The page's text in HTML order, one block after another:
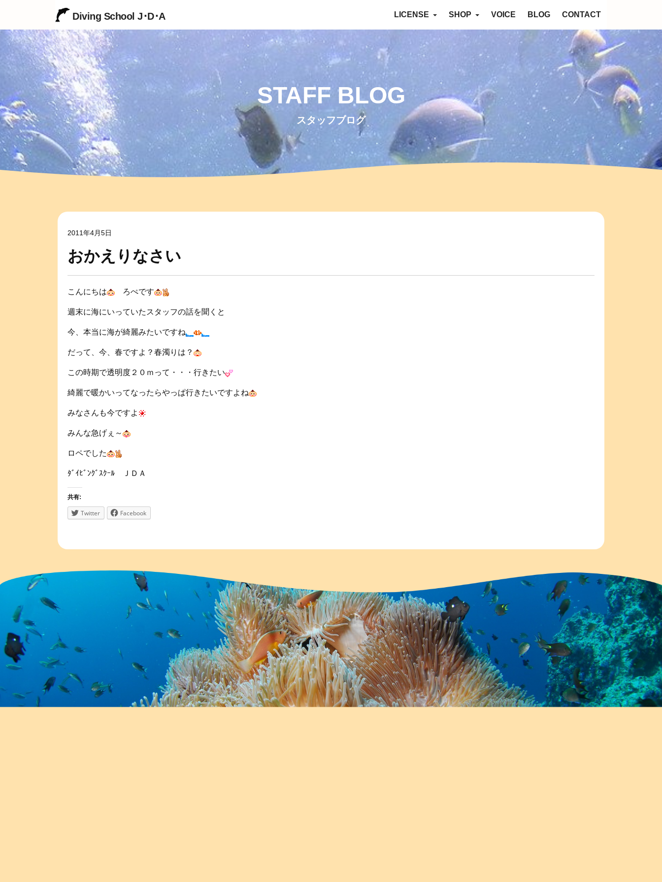
Diving School J･D･A LICENSE SHOP VOICE BLOG CONTACT
STAFF BLOG
スタッフブログ
2011年4月5日
おかえりなさい
こんにちは ろぺです
週末に海にいっていたスタッフの話を聞くと
今、本当に海が綺麗みたいですね
だって、今、春ですよ？春濁りは？
この時期で透明度２０ｍって・・・行きたい
綺麗で暖かいってなったらやっぱ行きたいですよね
みなさんも今ですよ
みんな急げぇ～
ロペでした
ﾀﾞｲﾋﾞﾝｸﾞｽｸｰﾙ ＪＤＡ
共有:
Twitter Facebook